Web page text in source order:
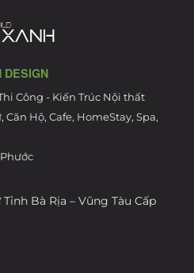
DESIGN
Công - Kiến Trúc Nội thất
Hộ, Cafe, HomeStay, Spa,
Bà Rịa – Vũng Tàu Cấp